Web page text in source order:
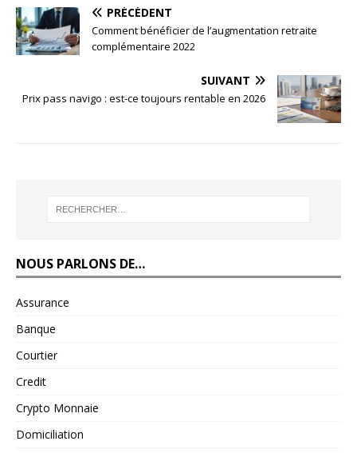
PRÉCÉDENT
Comment bénéficier de l’augmentation retraite
complémentaire 2022
SUIVANT
Prix pass navigo : est-ce toujours rentable en 2026
NOUS PARLONS DE…
Assurance
Banque
Courtier
Credit
Crypto Monnaie
Domiciliation